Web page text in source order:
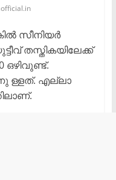
സീനിയർ
തസ്തികയിലേക്ക്
ഒഴിവുണ്ട്.
ള്ളത്. എല്ലാ